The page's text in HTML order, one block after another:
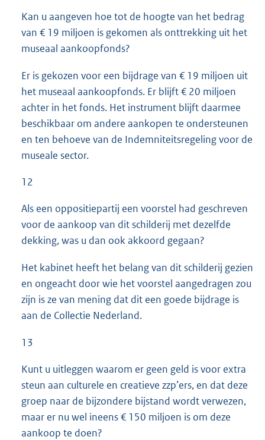
Kan u aangeven hoe tot de hoogte van het bedrag
van € 19 miljoen is gekomen als onttrekking uit het
museaal aankoopfonds?
Er is gekozen voor een bijdrage van € 19 miljoen uit
het museaal aankoopfonds. Er blijft € 20 miljoen
achter in het fonds. Het instrument blijft daarmee
beschikbaar om andere aankopen te ondersteunen
en ten behoeve van de Indemniteitsregeling voor de
museale sector.
12
Als een oppositiepartij een voorstel had geschreven
voor de aankoop van dit schilderij met dezelfde
dekking, was u dan ook akkoord gegaan?
Het kabinet heeft het belang van dit schilderij gezien
en ongeacht door wie het voorstel aangedragen zou
zijn is ze van mening dat dit een goede bijdrage is
aan de Collectie Nederland.
13
Kunt u uitleggen waarom er geen geld is voor extra
steun aan culturele en creatieve zzp’ers, en dat deze
groep naar de bijzondere bijstand wordt verwezen,
maar er nu wel ineens € 150 miljoen is om deze
aankoop te doen?